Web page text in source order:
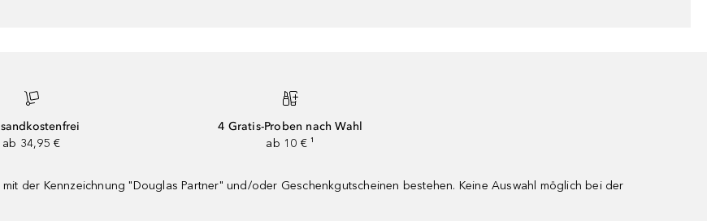
ab 34,95 €
4 Gratis-Proben nach Wahl
ab 10 € ¹
der Kennzeichnung "Douglas Partner" und/oder Geschenkgutscheinen bestehen. Keine Auswahl möglich bei der